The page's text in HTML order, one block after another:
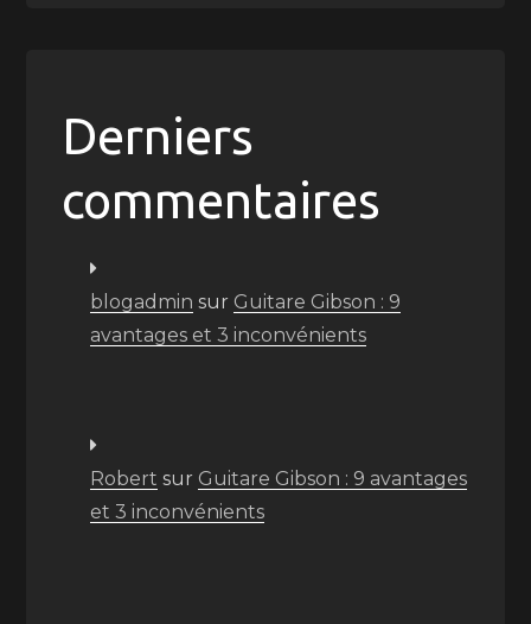
Derniers
commentaires
blogadmin sur Guitare Gibson : 9
avantages et 3 inconvénients
Robert sur Guitare Gibson : 9 avantages
et 3 inconvénients